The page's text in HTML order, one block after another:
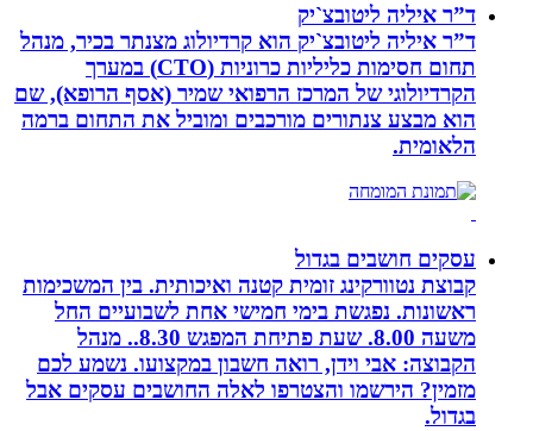
ד”ר איליה ליטובצ`יק
ד”ר איליה ליטובצ`יק הוא קרדיולוג מצנתר בכיר, מנהל
תחום חסימות כליליות כרוניות (CTO) במערך
הקרדיולוגי של המרכז הרפואי שמיר (אסף הרופא), שם
הוא מבצע צנתורים מורכבים ומוביל את התחום ברמה
הלאומית.
עסקים חושבים בגדול
קבוצת נטוורקינג זומית קטנה ואיכותית. בין המשכימות
ראשונות. נפגשת בימי חמישי אחת לשבועיים החל
משעה 8.00. שעת פתיחת המפגש 8.30.. מנהל
הקבוצה: אבי וידן, רואה חשבון במקצועו. נשמע לכם
מזמין? הירשמו והצטרפו לאלה החושבים עסקים אבל
בגדול.